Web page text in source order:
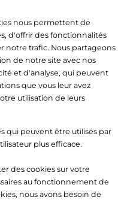
nous permettent de
d'offrir des fonctionnalités
notre trafic. Nous partageons
de notre site avec nos
et d'analyse, qui peuvent
que vous leur avez
utilisation de leurs
qui peuvent être utilisés par
plus efficace.
des cookies sur votre
au fonctionnement de
nous avons besoin de